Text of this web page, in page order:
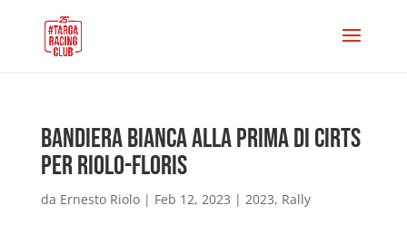
Bandiera Bianca alla Prima di CIRTS
per RIolo-Floris
da Ernesto Riolo| Feb 12, 2023 | 2023, Rally